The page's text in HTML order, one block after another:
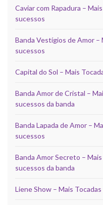
Caviar com Rapadura –
sucessos
Banda Vestígios de Amor –
sucessos
Capital do Sol – Mais
Banda Amor de Cristal –
sucessos da banda
Banda Lapada de Amor –
sucessos
Banda Amor Secreto –
sucessos da banda
Liene Show – Mais Tocadas